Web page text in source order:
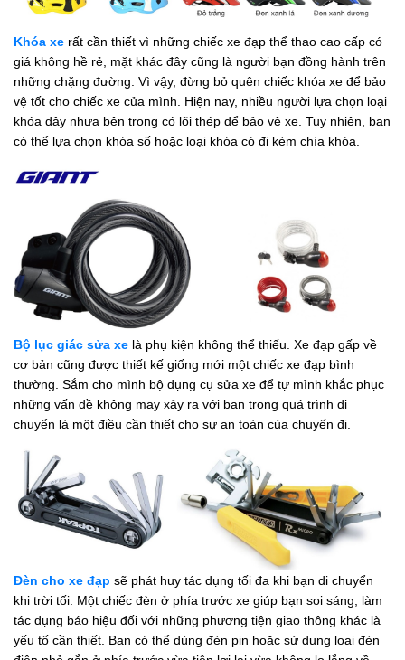
Khóa xe rất cần thiết vì những chiếc xe đạp thể thao cao cấp có
giá không hề rẻ, mặt khác đây cũng là người bạn đồng hành trên
những chặng đường. Vì vậy, đừng bỏ quên chiếc khóa xe để bảo
vệ tốt cho chiếc xe của mình. Hiện nay, nhiều người lựa chọn loại
khóa dây nhựa bên trong có lõi thép để bảo vệ xe. Tuy nhiên, bạn
có thể lựa chọn khóa số hoặc loại khóa có đi kèm chìa khóa.
Bộ lục giác sửa xe là phụ kiện không thể thiếu. Xe đạp gấp về
cơ bản cũng được thiết kế giống mới một chiếc xe đạp bình
thường. Sắm cho mình bộ dụng cụ sửa xe để tự mình khắc phục
những vấn đề không may xảy ra với bạn trong quá trình di
chuyển là một điều cần thiết cho sự an toàn của chuyến đi.
Đèn cho xe đạp sẽ phát huy tác dụng tối đa khi bạn di chuyển
khi trời tối. Một chiếc đèn ở phía trước xe giúp bạn soi sáng, làm
tác dụng báo hiệu đối với những phương tiện giao thông khác là
yếu tố cần thiết. Bạn có thể dùng đèn pin hoặc sử dụng loại đèn